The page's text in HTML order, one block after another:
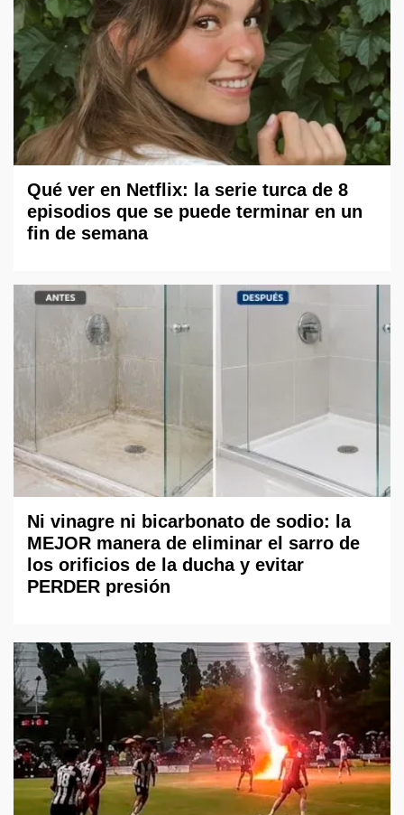
Qué ver en Netflix: la serie turca de 8
episodios que se puede terminar en un
fin de semana
Ni vinagre ni bicarbonato de sodio: la
MEJOR manera de eliminar el sarro de
los orificios de la ducha y evitar
PERDER presión